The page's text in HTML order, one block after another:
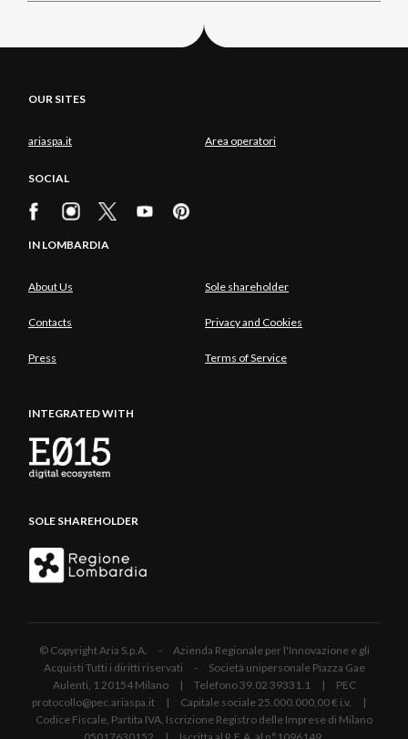
OUR SITES
ariaspa.it Area operatori
SOCIAL
IN LOMBARDIA
About Us Sole shareholder
Contacts Privacy and Cookies
Press Terms of Service
INTEGRATED WITH
SOLE SHAREHOLDER
© Copyright Aria S.p.A. - Azienda Regionale per l'Innovazione e gli
Acquisti Tutti i diritti riservati - Società unipersonale Piazza Gae
Aulenti, 1 20154 Milano | Telefono 39.02 39331.1 | PEC
protocollo@pec.ariaspa.it | Capitale sociale 25.000.000,00 € i.v. |
Codice Fiscale, Partita IVA, Iscrizione Registro delle Imprese di Milano